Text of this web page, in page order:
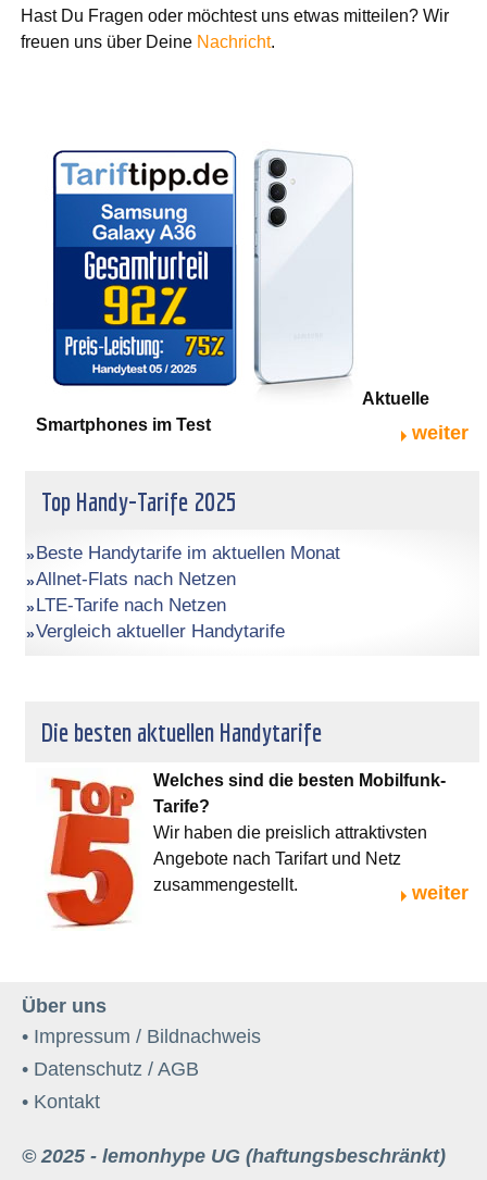
Hast Du Fragen oder möchtest uns etwas mitteilen? Wir
freuen uns über Deine Nachricht.
Aktuelle
Smartphones im Test
weiter
Top Handy-Tarife 2025
Beste Handytarife im aktuellen Monat
Allnet-Flats nach Netzen
LTE-Tarife nach Netzen
Vergleich aktueller Handytarife
Die besten aktuellen Handytarife
Welches sind die besten Mobilfunk-
Tarife?
Wir haben die preislich attraktivsten
Angebote nach Tarifart und Netz
zusammengestellt.
weiter
Über uns
• Impressum / Bildnachweis
• Datenschutz / AGB
• Kontakt
© 2025 - lemonhype UG (haftungsbeschränkt)